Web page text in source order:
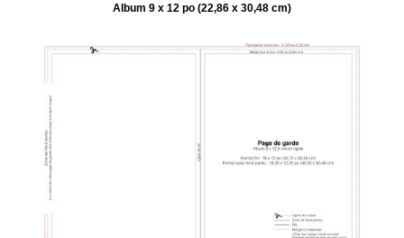
Album 9 x 12 po (22,86 x 30,48 cm)